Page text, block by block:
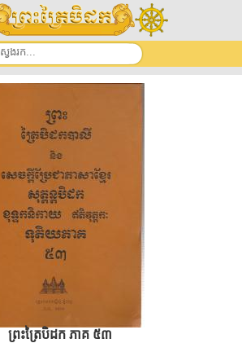
ព្រះត្រៃបិដក ភាគ ៥៣